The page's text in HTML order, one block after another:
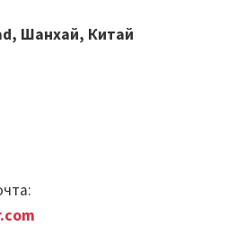
Шанхай, Китай